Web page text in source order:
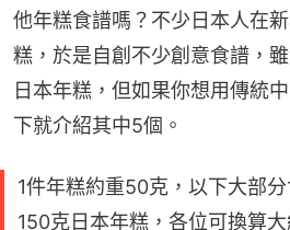
他年糕食譜嗎？不少日本人在
糕，於是自創不少創意食譜，
日本年糕，但如果你想用傳統
下就介紹其中5個。
1件年糕約重50克，以下大部
150克日本年糕，各位可換算大